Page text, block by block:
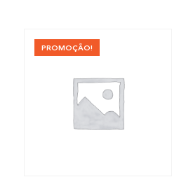
PROMOÇÃO!